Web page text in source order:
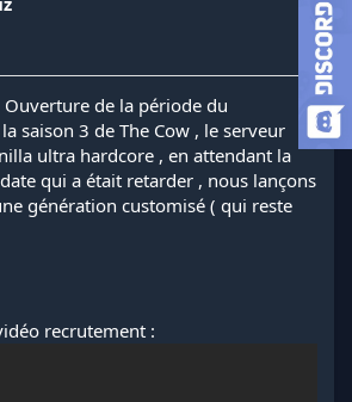
de la période du
saison 3 de The Cow , le serveur
ultra hardcore , en attendant la
qui a était retarder , nous lançons
génération customisé ( qui reste
recrutement :